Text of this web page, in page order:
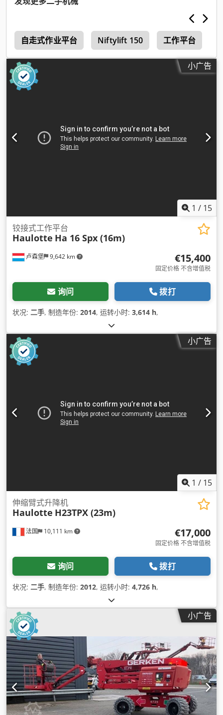
自走式作业平台 Niftylift 150 工作平台
小广告
1 / 15
卢森堡 9,642 km
铰接式工作平台
Haulotte Ha 16 Spx (16m)
€15,400
固定价格 不含增值税
询问 拨打
状况: 二手, 制造年份: 2014, 运转小时: 3,614 h,
小广告
1 / 15
法国 10,111 km
伸缩臂式升降机
Haulotte H23TPX (23m)
€17,000
固定价格 不含增值税
询问 拨打
状况: 二手, 制造年份: 2012, 运转小时: 4,726 h,
小广告